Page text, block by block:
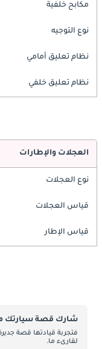
مكابح خلفية
نوع التوجيه
نظام تعليق أمامي
نظام تعليق خلفي
العجلات والإطارات
نوع العجلات
قياس العجلات
قياس الإطار
شارك قصة سيارتك
فتجربة قيادتها قصة
لقارىء ما.